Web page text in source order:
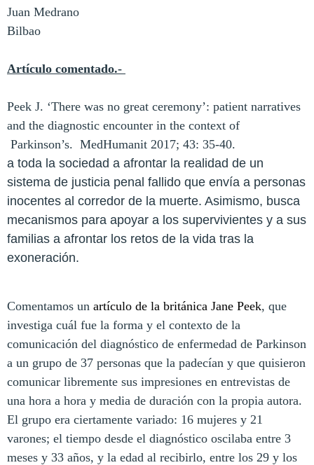
Juan Medrano
Bilbao
Artículo comentado.-
Peek J. ‘There was no great ceremony’: patient narratives
and the diagnostic encounter in the context of
Parkinson’s. MedHumanit 2017; 43: 35-40.
a toda la sociedad a afrontar la realidad de un
sistema de justicia penal fallido que envía a personas
inocentes al corredor de la muerte. Asimismo, busca
mecanismos para apoyar a los supervivientes y a sus
familias a afrontar los retos de la vida tras la
exoneración.
Comentamos un artículo de la británica Jane Peek, que
investiga cuál fue la forma y el contexto de la
comunicación del diagnóstico de enfermedad de Parkinson
a un grupo de 37 personas que la padecían y que quisieron
comunicar libremente sus impresiones en entrevistas de
una hora a hora y media de duración con la propia autora.
El grupo era ciertamente variado: 16 mujeres y 21
varones; el tiempo desde el diagnóstico oscilaba entre 3
meses y 33 años, y la edad al recibirlo, entre los 29 y los